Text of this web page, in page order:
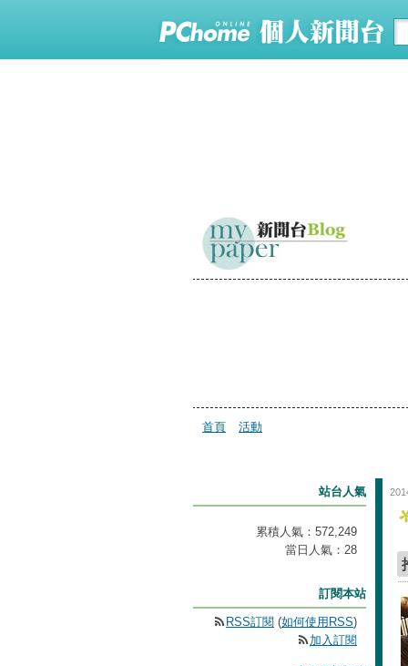
首頁 活動
站台人氣
累積人氣： 572,249
當日人氣： 28
訂閱本站
RSS訂閱 (如何使用RSS)
加入訂閱